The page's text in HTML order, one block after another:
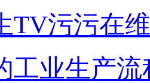
TV污污在
工业生产流